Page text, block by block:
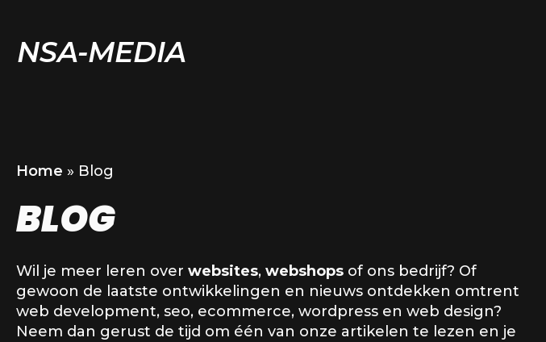
NSA-MEDIA
Home » Blog
BLOG
Wil je meer leren over websites, webshops of ons bedrijf? Of
gewoon de laatste ontwikkelingen en nieuws ontdekken omtrent
web development, seo, ecommerce, wordpress en web design?
Neem dan gerust de tijd om één van onze artikelen te lezen en je